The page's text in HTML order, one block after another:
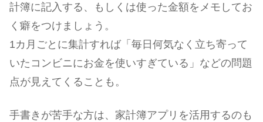
計簿に記入する、もしくは使った金額をメモしてお
く癖をつけましょう。
1カ月ごとに集計すれば「毎日何気なく立ち寄って
いたコンビニにお金を使いすぎている」などの問題
点が見えてくることも。
手書きが苦手な方は、家計簿アプリを活用するのも